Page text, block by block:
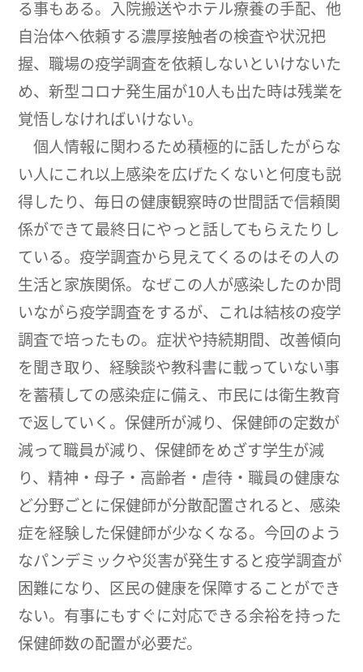
る事もある。入院搬送やホテル療養の手配、他
自治体へ依頼する濃厚接触者の検査や状況把
握、職場の疫学調査を依頼しないといけないた
め、新型コロナ発生届が10人も出た時は残業を
覚悟しなければいけない。
個人情報に関わるため積極的に話したがらな
い人にこれ以上感染を広げたくないと何度も説
得したり、毎日の健康観察時の世間話で信頼関
係ができて最終日にやっと話してもらえたりし
ている。疫学調査から見えてくるのはその人の
生活と家族関係。なぜこの人が感染したのか問
いながら疫学調査をするが、これは結核の疫学
調査で培ったもの。症状や持続期間、改善傾向
を聞き取り、経験談や教科書に載っていない事
を蓄積しての感染症に備え、市民には衛生教育
で返していく。保健所が減り、保健師の定数が
減って職員が減り、保健師をめざす学生が減
り、精神・母子・高齢者・虐待・職員の健康な
ど分野ごとに保健師が分散配置されると、感染
症を経験した保健師が少なくなる。今回のよう
なパンデミックや災害が発生すると疫学調査が
困難になり、区民の健康を保障することができ
ない。有事にもすぐに対応できる余裕を持った
保健師数の配置が必要だ。